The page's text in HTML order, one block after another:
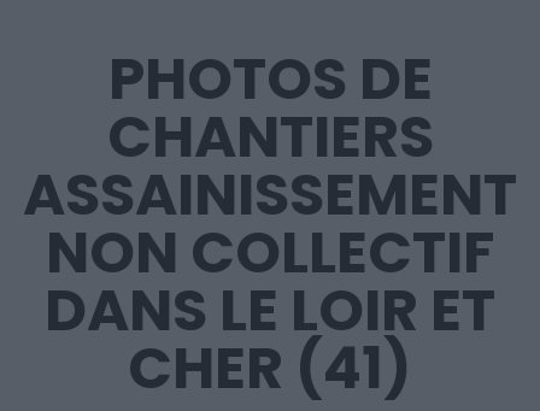
PHOTOS DE
CHANTIERS
ASSAINISSEMENT
NON COLLECTIF
DANS LE LOIR ET
CHER (41)